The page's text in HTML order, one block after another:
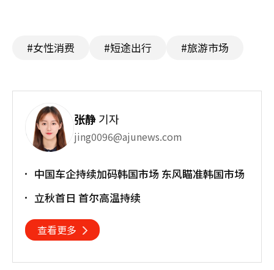
#女性消费 #短途出行 #旅游市场
张静기자
jing0096@ajunews.com
中国车企持续加码韩国市场 东风瞄准韩国市场
立秋首日 首尔高温持续
查看更多